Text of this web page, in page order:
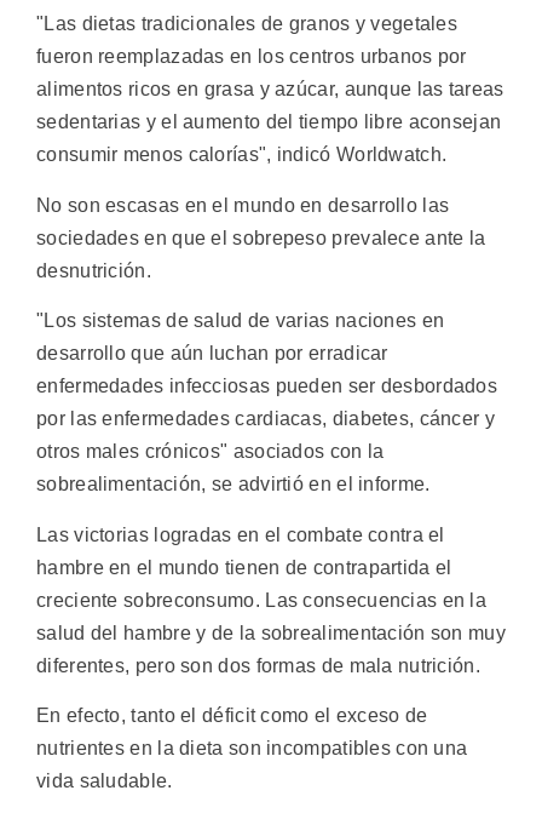
"Las dietas tradicionales de granos y vegetales
fueron reemplazadas en los centros urbanos por
alimentos ricos en grasa y azúcar, aunque las tareas
sedentarias y el aumento del tiempo libre aconsejan
consumir menos calorías", indicó Worldwatch.
No son escasas en el mundo en desarrollo las
sociedades en que el sobrepeso prevalece ante la
desnutrición.
"Los sistemas de salud de varias naciones en
desarrollo que aún luchan por erradicar
enfermedades infecciosas pueden ser desbordados
por las enfermedades cardiacas, diabetes, cáncer y
otros males crónicos" asociados con la
sobrealimentación, se advirtió en el informe.
Las victorias logradas en el combate contra el
hambre en el mundo tienen de contrapartida el
creciente sobreconsumo. Las consecuencias en la
salud del hambre y de la sobrealimentación son muy
diferentes, pero son dos formas de mala nutrición.
En efecto, tanto el déficit como el exceso de
nutrientes en la dieta son incompatibles con una
vida saludable.